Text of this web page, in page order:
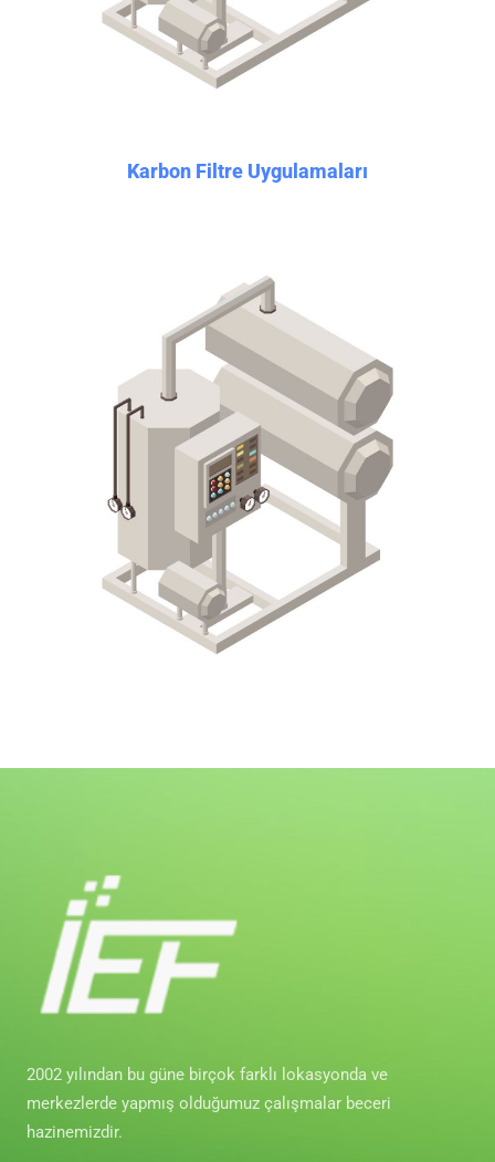
Karbon Filtre Uygulamaları
2002 yılından bu güne birçok farklı lokasyonda ve
merkezlerde yapmış olduğumuz çalışmalar beceri
hazinemizdir.